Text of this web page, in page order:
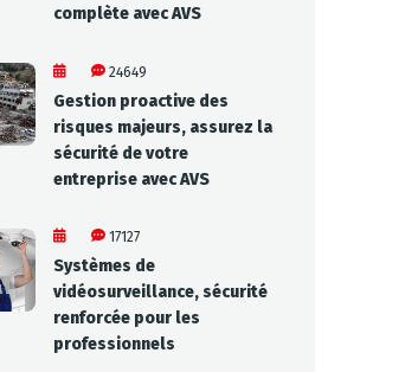
complète avec AVS
24649
Gestion proactive des
risques majeurs, assurez la
sécurité de votre
entreprise avec AVS
17127
Systèmes de
vidéosurveillance, sécurité
renforcée pour les
professionnels